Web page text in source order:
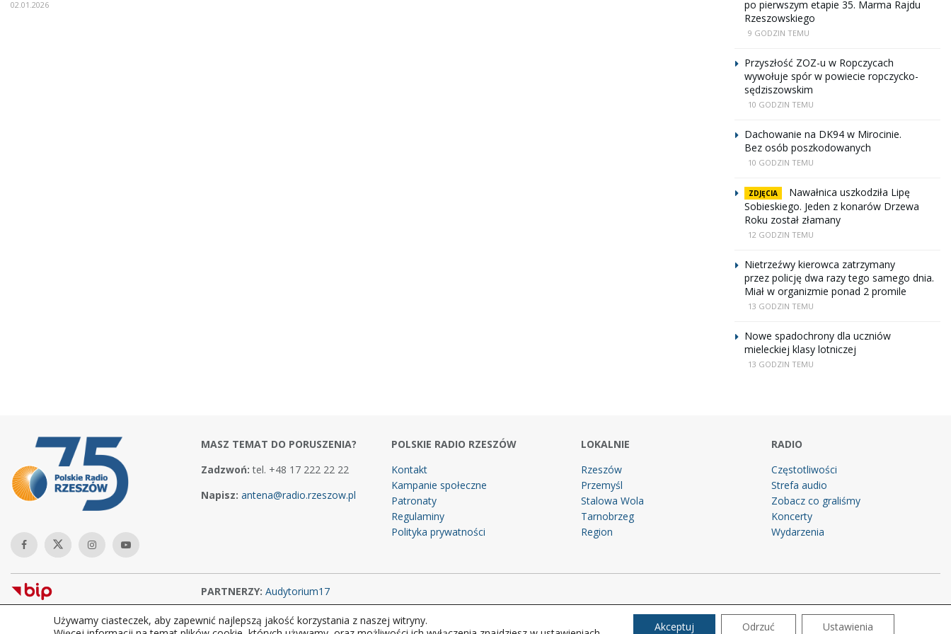
02.01.2026
po pierwszym etapie 35. Marma Rajdu
Rzeszowskiego
9 GODZIN TEMU
Przyszłość ZOZ-u w Ropczycach
wywołuje spór w powiecie ropczycko-
sędziszowskim
10 GODZIN TEMU
Dachowanie na DK94 w Mirocinie.
Bez osób poszkodowanych
10 GODZIN TEMU
ZDJĘCIA
Nawałnica uszkodziła Lipę
Sobieskiego. Jeden z konarów Drzewa
Roku został złamany
12 GODZIN TEMU
Nietrzeźwy kierowca zatrzymany
przez policję dwa razy tego samego dnia.
Miał w organizmie ponad 2 promile
13 GODZIN TEMU
Nowe spadochrony dla uczniów
mieleckiej klasy lotniczej
13 GODZIN TEMU
MASZ TEMAT DO PORUSZENIA?
Zadzwoń: tel. +48 17 222 22 22
Napisz: antena@radio.rzeszow.pl
POLSKIE RADIO RZESZÓW
Kontakt
Kampanie społeczne
Patronaty
Regulaminy
Polityka prywatności
LOKALNIE
Rzeszów
Przemyśl
Stalowa Wola
Tarnobrzeg
Region
RADIO
Częstotliwości
Strefa audio
Zobacz co graliśmy
Koncerty
Wydarzenia
PARTNERZY: Audytorium17
Copyright © 2026Polskie Radio Rzeszów S.A. w likwidacj. Wszelkie prawa zastrzeżone.
Używamy ciasteczek, aby zapewnić najlepszą jakość korzystania z naszej witryny.
Akceptuj Odrzuć Ustawienia